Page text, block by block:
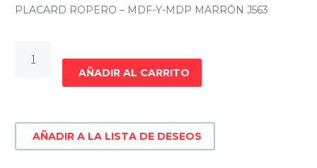
PLACARD ROPERO – MDF-Y-MDP MARRÓN J563
ROPERO
Y-
MDP
MARRÓN
AÑADIR AL CARRITO
AÑADIR A LA LISTA DE DESEOS